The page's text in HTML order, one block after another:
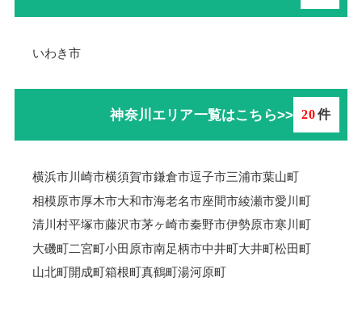
いわき市
神奈川エリア一覧はこちら>> 20件
横浜市川崎市横須賀市鎌倉市逗子市三浦市葉山町
相模原市厚木市大和市海老名市座間市綾瀬市愛川町
清川村平塚市藤沢市茅ヶ崎市秦野市伊勢原市寒川町
大磯町二宮町小田原市南足柄市中井町大井町松田町
山北町開成町箱根町真鶴町湯河原町